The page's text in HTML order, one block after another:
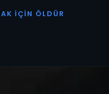
AK İ ÇI N Ö L D Ü R